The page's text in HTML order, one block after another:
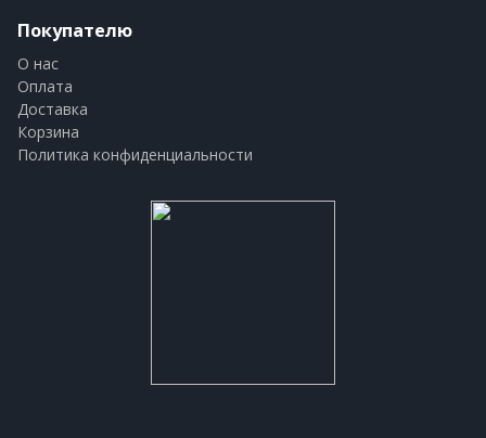
Покупателю
О нас
Оплата
Доставка
Корзина
Политика конфиденциальности